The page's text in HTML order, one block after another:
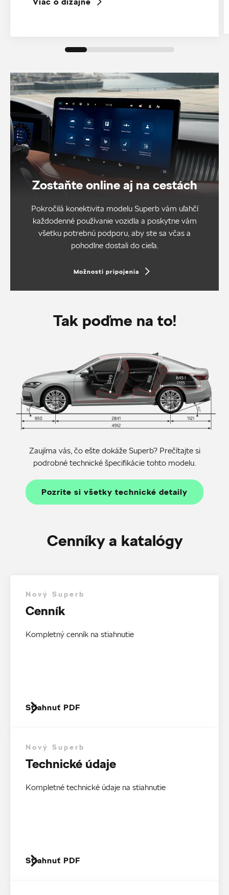
Zostaňte online aj na cestách
Pokročilá konektivita modelu Superb vám uľahčí
každodenné používanie vozidla a poskytne vám
všetku potrebnú podporu, aby ste sa včas a
pohodlne dostali do cieľa.
Možnosti pripojenia
Tak poďme na to!
Zaujíma vás, čo ešte dokáže Superb? Prečítajte si
podrobné technické špecifikácie tohto modelu.
Pozrite si všetky technické detaily
Cenníky a katalógy
Nový Superb
Cenník
Kompletný cenník na stiahnutie
Stiahnuť PDF
Nový Superb
Technické údaje
Kompletné technické údaje na stiahnutie
Stiahnuť PDF